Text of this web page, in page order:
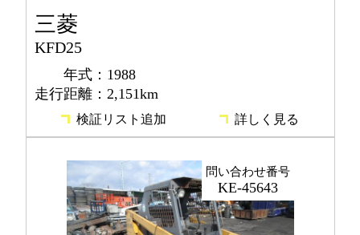
三菱
KFD25
年式：1988
走行距離：2,151km
検証リスト追加 詳しく見る
問い合わせ番号
KE-45643